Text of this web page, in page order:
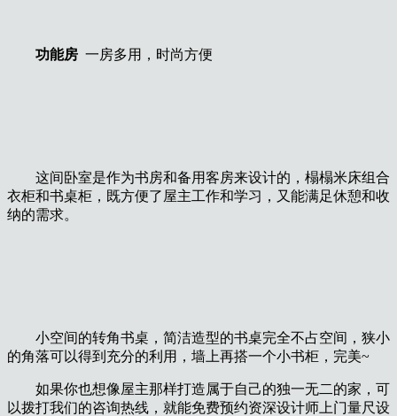
功能房 一房多用，时尚方便
这间卧室是作为书房和备用客房来设计的，榻榻米床组合
衣柜和书桌柜，既方便了屋主工作和学习，又能满足休憩和收
纳的需求。
小空间的转角书桌，简洁造型的书桌完全不占空间，狭小
的角落可以得到充分的利用，墙上再搭一个小书柜，完美~
如果你也想像屋主那样打造属于自己的独一无二的家，可
以拨打我们的咨询热线，就能免费预约资深设计师上门量尺设